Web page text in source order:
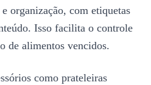
organização, com etiquetas
Isso facilita o controle
de alimentos vencidos.
como prateleiras